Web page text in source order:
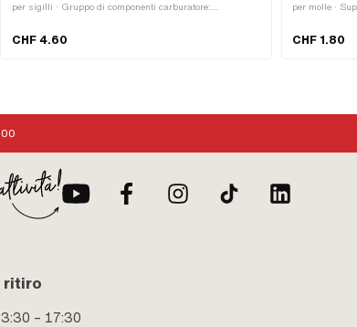
per sigilli · Gruppo di componenti carburatore:
Catalizzatore · Tipo di carburatore: 18 Catalizzatore ·
CHF 4.60
per molle ·
5.3 mm ·
CHF 1.80
ritiro
– 17:30